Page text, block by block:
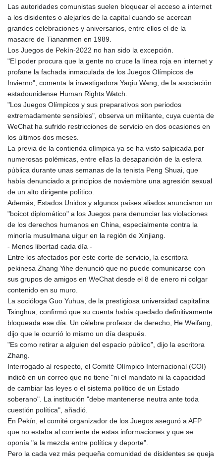
KGS 101.049317
KHR 4692.835464
KMF 493.401928
KRW 1628.763599
KWD 0.356717
KYD 0.962823
KZT 541.490267
LAK 26085.892065
LBP 103461.84386
LKR 387.534794
LRD 208.545127
LSL 18.770139
LVL 0.698955
LYD 7.349191
MAD 10.76839
MDL 20.09139
MKD 61.67427
MMK 2426.049949
MNT 4155.253063
MOP 9.336419
MUR 54.38913
MVR 17.86473
MWK 2003.425785
MYR 4.726256
MZN 73.847013
NAD 18.770139
NGN 1576.482821
NIO 42.517619
NPR 175.906351
NZD 1.963747
OMR 0.444306
PAB 1.155353
PGK 5.105944
PHP 70.259509
PKR 320.758912
PLN 4.298432
Las autoridades comunistas suelen bloquear el acceso a internet
a los disidentes o alejarlos de la capital cuando se acercan
grandes celebraciones y aniversarios, entre ellos el de la
masacre de Tiananmen en 1989.
Los Juegos de Pekín-2022 no han sido la excepción.
"El poder procura que la gente no cruce la línea roja en internet y
profane la fachada inmaculada de los Juegos Olímpicos de
Invierno", comenta la investigadora Yaqiu Wang, de la asociación
estadounidense Human Rights Watch.
"Los Juegos Olímpicos y sus preparativos son periodos
extremadamente sensibles", observa un militante, cuya cuenta de
WeChat ha sufrido restricciones de servicio en dos ocasiones en
los últimos dos meses.
La previa de la contienda olímpica ya se ha visto salpicada por
numerosas polémicas, entre ellas la desaparición de la esfera
pública durante unas semanas de la tenista Peng Shuai, que
había denunciado a principios de noviembre una agresión sexual
de un alto dirigente político.
Además, Estados Unidos y algunos países aliados anunciaron un
"boicot diplomático" a los Juegos para denunciar las violaciones
de los derechos humanos en China, especialmente contra la
minoría musulmana uigur en la región de Xinjiang.
- Menos libertad cada día -
Entre los afectados por este corte de servicio, la escritora
pekinesa Zhang Yihe denunció que no puede comunicarse con
sus grupos de amigos en WeChat desde el 8 de enero ni colgar
contenido en su muro.
La socióloga Guo Yuhua, de la prestigiosa universidad capitalina
Tsinghua, confirmó que su cuenta había quedado definitivamente
bloqueada ese día. Un célebre profesor de derecho, He Weifang,
dijo que le ocurrió lo mismo un día después.
"Es como retirar a alguien del espacio público", dijo la escritora
Zhang.
Interrogado al respecto, el Comité Olímpico Internacional (COI)
indicó en un correo que no tiene "ni el mandato ni la capacidad
de cambiar las leyes o el sistema político de un Estado
soberano". La institución "debe mantenerse neutra ante toda
cuestión política", añadió.
En Pekín, el comité organizador de los Juegos aseguró a AFP
que no estaba al corriente de estas informaciones y que se
oponía "a la mezcla entre política y deporte".
Pero la cada vez más pequeña comunidad de disidentes se queja